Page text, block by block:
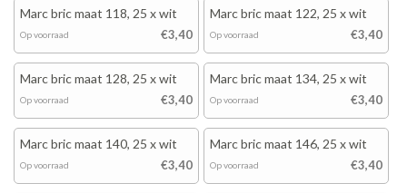
Marc bric maat 118, 25 x wit
€3,40
Op voorraad
Marc bric maat 122, 25 x wit
€3,40
Op voorraad
Marc bric maat 128, 25 x wit
€3,40
Op voorraad
Marc bric maat 134, 25 x wit
€3,40
Op voorraad
Marc bric maat 140, 25 x wit
€3,40
Op voorraad
Marc bric maat 146, 25 x wit
€3,40
Op voorraad